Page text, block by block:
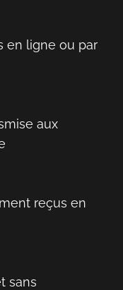
en ligne ou par
aux
reçus en
sans